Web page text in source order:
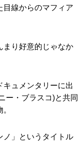
目線からのマフィア
まり好意的じゃなか
キュメンタリーに出
ー・ブラスコ)と共同
ノ」というタイトル